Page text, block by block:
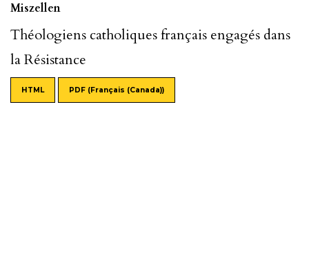
Miszellen
Théologiens catholiques français engagés dans
la Résistance
HTML PDF (Français (Canada))